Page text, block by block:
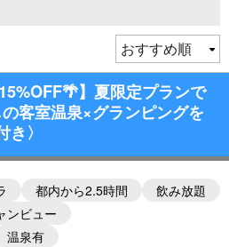
】夏限定プランで
客室温泉×グランピングを
〉
都内から2.5時間
飲み放題
ンビュー
温泉有